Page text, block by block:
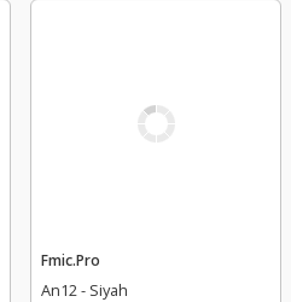
Fmic.Pro
An12 - Siyah